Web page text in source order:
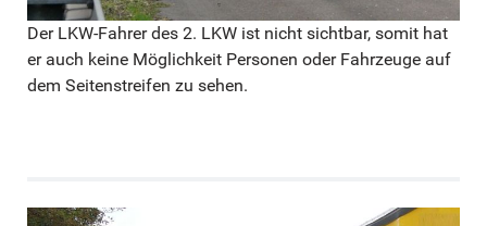
Der LKW-Fahrer des 2. LKW ist nicht sichtbar, somit hat
er auch keine Möglichkeit Personen oder Fahrzeuge auf
dem Seitenstreifen zu sehen.